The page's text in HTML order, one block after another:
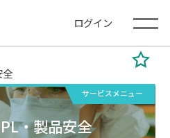
ログイン
全
サービスメニュー
・製品安全